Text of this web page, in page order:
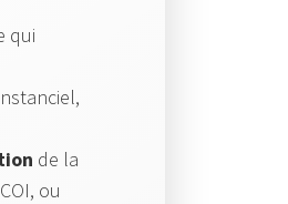
qui
de la
ou